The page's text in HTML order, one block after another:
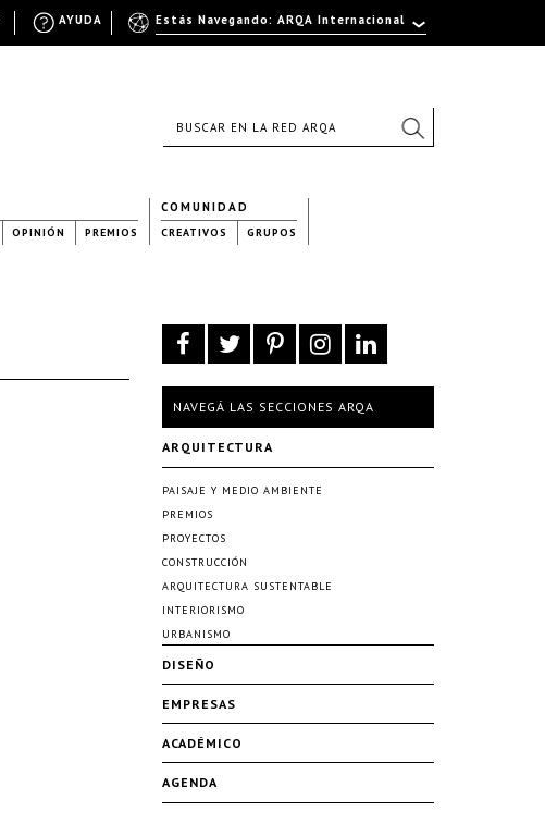
OPINIÓN PREMIOS
COMUNIDAD
CREATIVOS GRUPOS
NAVEGÁ LAS SECCIONES ARQA
ARQUITECTURA
PAISAJE Y MEDIO AMBIENTE
PREMIOS
PROYECTOS
CONSTRUCCIÓN
ARQUITECTURA SUSTENTABLE
INTERIORISMO
URBANISMO
DISEÑO
EMPRESAS
ACADÉMICO
AGENDA
Estás Navegando: ARQA Internacional
AYUDA